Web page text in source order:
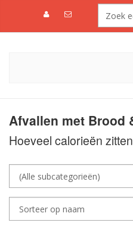
Afvallen met Brood
Hoeveel calorieën